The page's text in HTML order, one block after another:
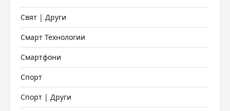
Свят | Други
Смарт Технологии
Смартфони
Спорт
Спорт | Други